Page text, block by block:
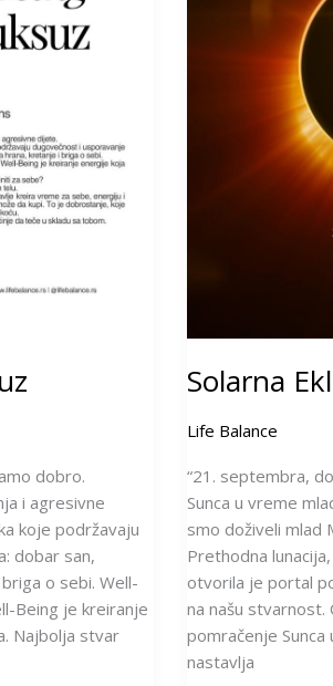
dobro.
i agresivne
koje podržavaju
dobar san,
o sebi. Well-
Being je kreiranje
Najbolja stvar
Solarna
Life Balance
“21. septembra,
Sunca u vreme
smo doživeli mlad
Prethodna
otvorila je portal
na našu stvarnost.
pomračenje
nastavlja